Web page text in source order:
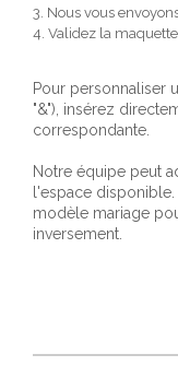
3. Nous vous
4. Validez la
Pour personnaliser
"&"), insérez
correspondante.
Notre équipe peut
l'espace
modèle mariage
inversement.